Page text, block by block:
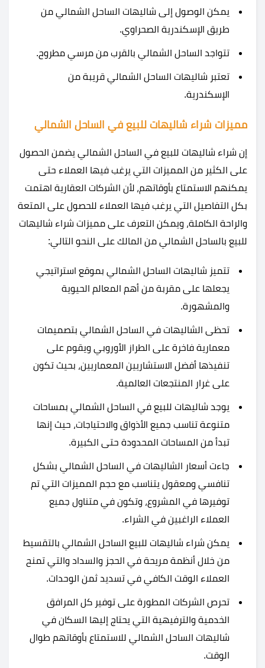
يمكن الوصول إلى شاليهات الساحل الشمالي من
طريق الإسكندرية الصحراوي.
تتواجد الساحل الشمالي بالقرب من مرسي مطروح.
تعتبر شاليهات الساحل الشمالي قريبة من
الإسكندرية.
مميزات شراء شاليهات للبيع في الساحل الشمالي
إن شراء شاليهات للبيع في الساحل الشمالي يضمن الحصول
على الكثير من المميزات التي يرغب فيها العملاء حتى
يمكنهم الاستمتاع بأوقاتهم، لأن الشركات العقارية اهتمت
بكل التفاصيل التي يرغب فيها العملاء للحصول على المتعة
والراحة الكاملة، ويمكن التعرف على مميزات شراء شاليهات
للبيع بالساحل الشمالي من المالك على النحو التالي:
تتميز شاليهات الساحل الشمالي بموقع استراتيجي
يجعلها على مقربة من أهم المعالم الحيوية
والمشهورة.
تحظى الشاليهات في الساحل الشمالي بتصميمات
معمارية فاخرة على الطراز الأوروبي ويقوم على
تنفيذها أفضل الاستشاريين المعماريين، بحيث تكون
على غرار المنتجعات العالمية.
يوجد شاليهات للبيع في الساحل الشمالي بمساحات
متنوعة تناسب جميع الأذواق والاحتياجات، حيث إنها
تبدأ من المساحات المحدودة حتى الكبيرة.
جاءت أسعار الشاليهات في الساحل الشمالي بشكل
تنافسي ومعقول يتناسب مع حجم المميزات التي تم
توفيرها في المشروع، وتكون في متناول جميع
العملاء الراغبين في الشراء.
يمكن شراء شاليهات للبيع الساحل الشمالي بالتقسيط
من خلال أنظمة مريحة في الحجز والسداد والتي تمنح
العملاء الوقت الكافي في تسديد ثمن الوحدات.
تحرص الشركات المطورة على توفير كل المرافق
الخدمية والترفيهية التي يحتاج إليها السكان في
شاليهات الساحل الشمالي للاستمتاع بأوقاتهم طوال
الوقت.